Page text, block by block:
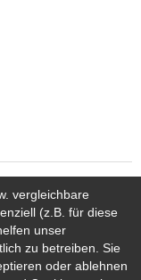
vergleichbare
(z.B. für diese
unser
zu betreiben. Sie
oder ablehnen